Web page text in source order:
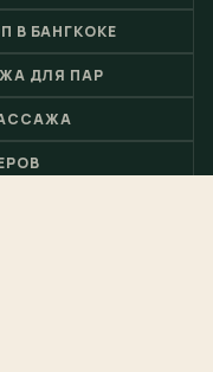
В БАНГКОКЕ
ДЛЯ ПАР